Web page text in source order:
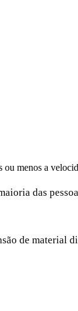
ou menos a
das
de material